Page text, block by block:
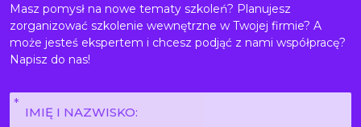
Masz pomysł na nowe tematy szkoleń? Planujesz
zorganizować szkolenie wewnętrzne w Twojej firmie? A
może jesteś ekspertem i chcesz podjąć z nami współpracę?
Napisz do nas!
Imię